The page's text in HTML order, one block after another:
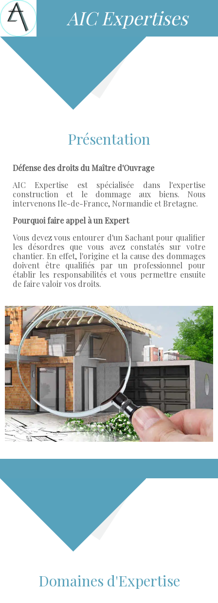
AIC Expertises
Présentation
Défense des droits du Maître d'Ouvrage
AIC Expertise est spécialisée dans l'expertise
construction et le dommage aux biens. Nous
intervenons Ile-de-France, Normandie et Bretagne.
Pourquoi faire appel à un Expert
Vous devez vous entourer d'un Sachant pour qualifier
les désordres que vous avez constatés sur votre
chantier. En effet, l'origine et la cause des dommages
doivent être qualifiés par un professionnel pour
établir les responsabilités et vous permettre ensuite
de faire valoir vos droits.
Domaines d'Expertise